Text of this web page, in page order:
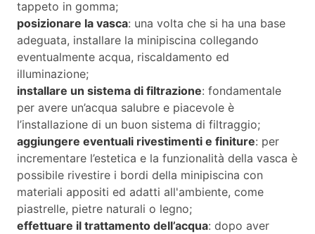
tappeto in gomma;
posizionare la vasca: una volta che si ha una base
adeguata, installare la minipiscina collegando
eventualmente acqua, riscaldamento ed
illuminazione;
installare un sistema di filtrazione: fondamentale
per avere un’acqua salubre e piacevole è
l’installazione di un buon sistema di filtraggio;
aggiungere eventuali rivestimenti e finiture: per
incrementare l’estetica e la funzionalità della vasca è
possibile rivestire i bordi della minipiscina con
materiali appositi ed adatti all'ambiente, come
piastrelle, pietre naturali o legno;
effettuare il trattamento dell’acqua: dopo aver